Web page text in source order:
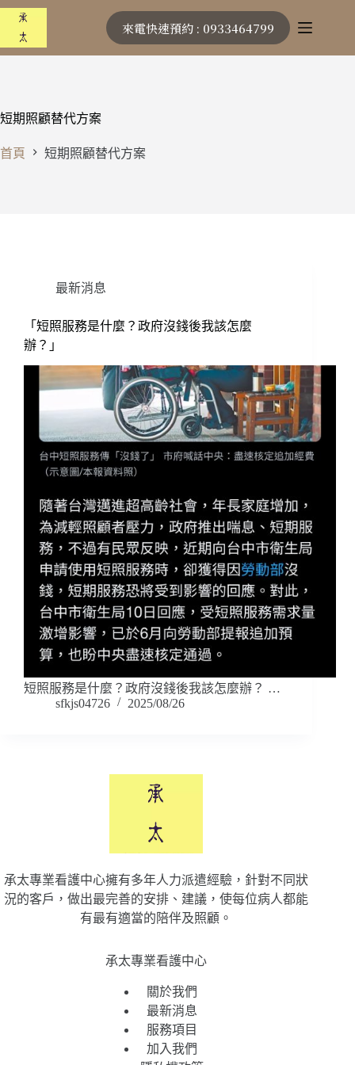
跳
主
來電快速預約 : 0933464799
短期照顧替代方案
首頁 短期照顧替代方案
最新消息
「短照服務是什麼？政府沒錢後我該怎麼
辦？」
短照服務是什麼？政府沒錢後我該怎麼辦？ …
sfkjs04726
2025/08/26
承太專業看護中心擁有多年人力派遣經驗，針對不同狀
況的客戶，做出最完善的安排、建議，使每位病人都能
有最有適當的陪伴及照顧。
承太專業看護中心
關於我們
最新消息
服務項目
加入我們